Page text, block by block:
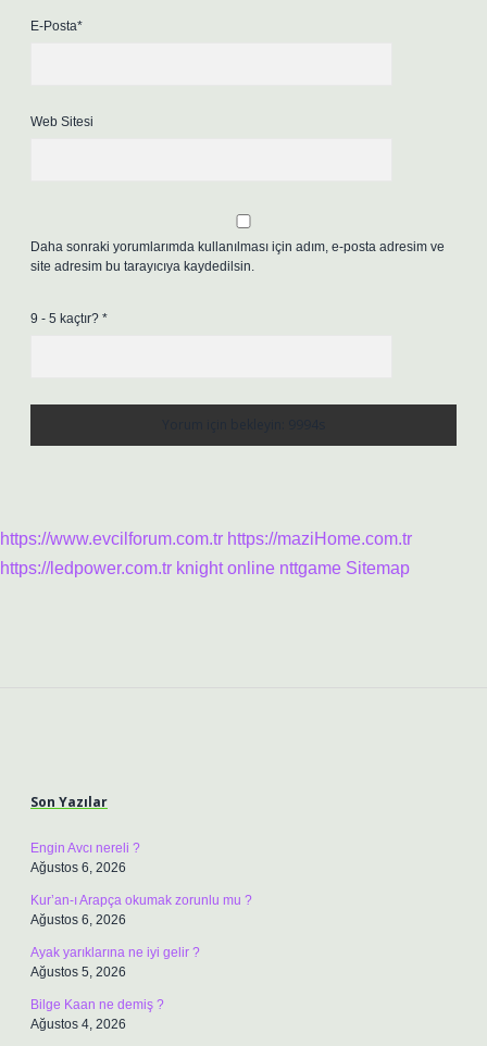
E-Posta*
Web Sitesi
Daha sonraki yorumlarımda kullanılması için adım, e-posta adresim ve
site adresim bu tarayıcıya kaydedilsin.
9 - 5 kaçtır? *
https://www.evcilforum.com.tr https://maziHome.com.tr
https://ledpower.com.tr knight online nttgame Sitemap
Son Yazılar
Engin Avcı nereli ?
Ağustos 6, 2026
Kur’an-ı Arapça okumak zorunlu mu ?
Ağustos 6, 2026
Ayak yarıklarına ne iyi gelir ?
Ağustos 5, 2026
Bilge Kaan ne demiş ?
Ağustos 4, 2026